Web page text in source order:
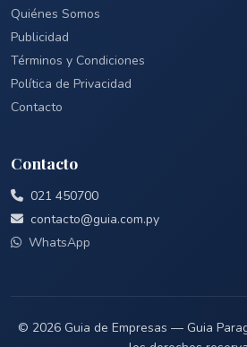
Quiénes Somos
Publicidad
Términos y Condiciones
Política de Privacidad
Contacto
Contacto
021 450700
contacto@guia.com.py
WhatsApp
© 2026 Guia de Empresas — Guia